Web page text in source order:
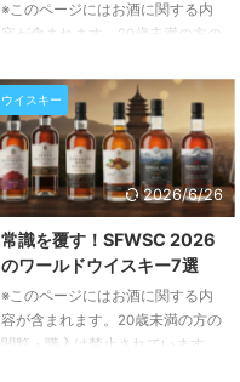
※このページにはお酒に関する内
容が含まれます。20歳未満の方の
全米トラック運転手組合
（Teamsters）が、メキシコ産ビ
ールへの高関税導入を米政権に強
く要求しています。この動きは、
米国における雇用創出と国内産業
保護を目的としていますが、もし
実現すれば、私たちの食卓に並ぶ
ビールの価格や、北米全体のビー
ル市場に大きな影響を与える可能
性があります。本記事では、この
要求の背景にある複雑な事情と、
ウイスキー
2026/6/26
常識を覆す！SFWSC 2026
のワールドウイスキー7選
※このページにはお酒に関する内
容が含まれます。20歳未満の方の
閲覧・購入は禁止されています。